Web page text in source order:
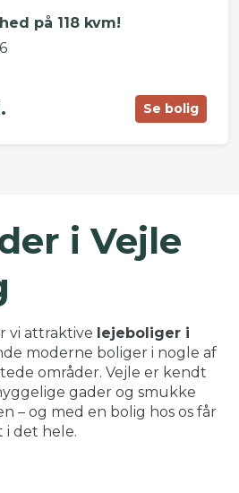
på 118 kvm!
Se bolig
i Vejle
vi attraktive lejeboliger i
moderne boliger i nogle af
områder. Vejle er kendt
gader og smukke
– og med en bolig hos os får
i det hele.